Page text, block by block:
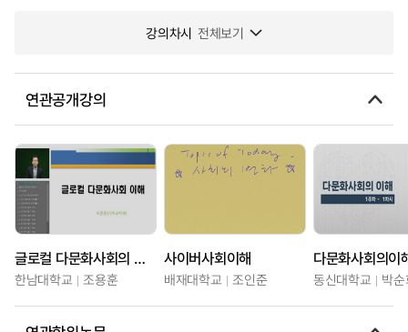
강의차시 전체보기
연관공개강의
글로컬 다문화사회의 이해
한남대학교 조용훈
사이버사회이해
배재대학교 조인준
다문화사회의이
동신대학교 박